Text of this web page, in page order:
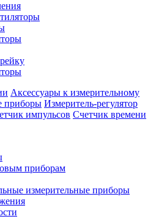
Аксессуары к измерительному
приборы Измеритель-регулятор
импульсов Счетчик времени
приборам
измерительные приборы